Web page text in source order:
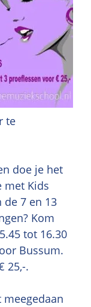
te
doe je het
met Kids
7 en 13
Kom
tot 16.30
Bussum.
25,-.